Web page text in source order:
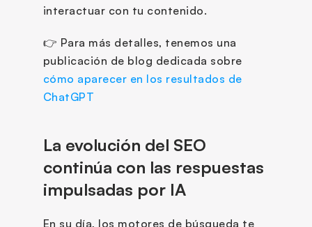
interactuar con tu contenido.
👉 Para más detalles, tenemos una
cómo aparecer en los resultados de
ChatGPT
La evolución del SEO
continúa con las respuestas
impulsadas por IA
En su día, los motores de búsqueda te